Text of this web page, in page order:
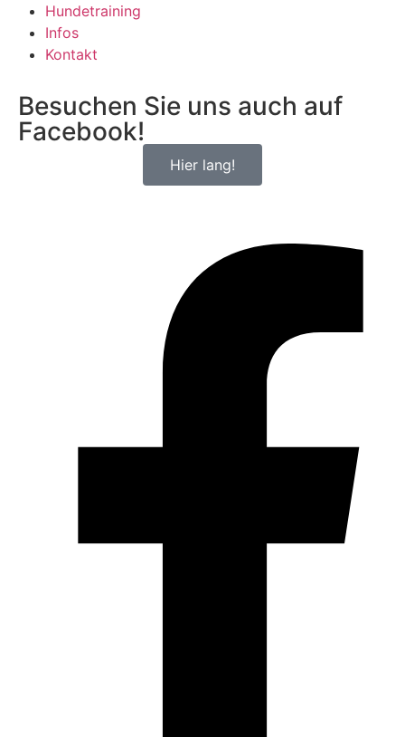
Hundetraining
Infos
Kontakt
Besuchen Sie uns auch auf
Facebook!
Hier lang!